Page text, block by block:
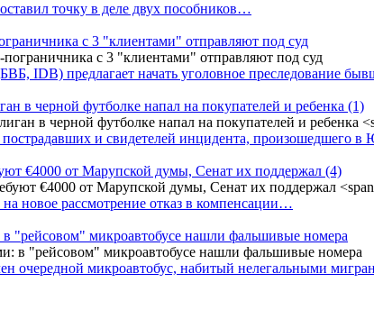
точку в деле двух пособников…
с 3 "клиентами" отправляют под суд
IDB) предлагает начать уголовное преследование
в черной футболке напал на покупателей и ребенка (1)
пострадавших и свидетелей инцидента, произошедшего
€4000 от Марупской думы, Сенат их поддержал (4)
новое рассмотрение отказ в компенсации…
в "рейсовом" микроавтобусе нашли фальшивые номера
очередной микроавтобус, набитый нелегальными